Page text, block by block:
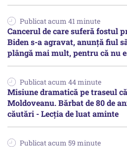
Publicat acum 41 minute
Cancerul de care suferă fostul
Biden s-a agravat, anunță fiul
plângă mai mult, pentru că nu
Publicat acum 44 minute
Misiune dramatică pe traseul
Moldoveanu. Bărbat de 80 de
căutări - Lecția de luat aminte
Publicat acum 59 minute